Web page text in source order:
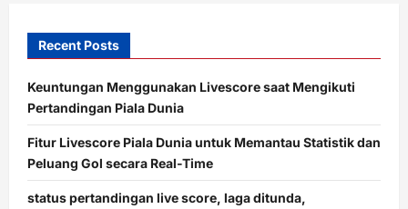
Recent Posts
Keuntungan Menggunakan Livescore saat Mengikuti
Pertandingan Piala Dunia
Fitur Livescore Piala Dunia untuk Memantau Statistik dan
Peluang Gol secara Real-Time
status pertandingan live score, laga ditunda,